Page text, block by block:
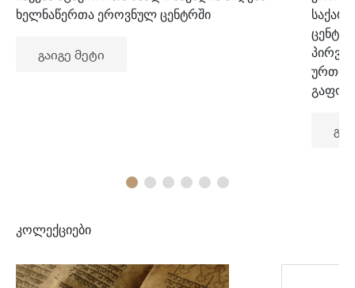
ხელნაწერთა ეროვნულ ცენტრში
გაიგე მეტი
კოლექციები